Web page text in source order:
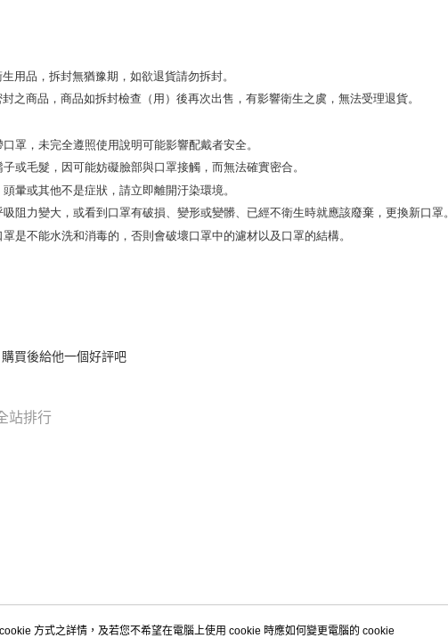
用品，拆封無猶豫期，如欲退貨請勿拆封。
之商品，商品如拆封檢查（用）後再次出售，有影響衛生之虞，無法受理退貨。
罩，未完全遵照使用說明可能影響配戴者安全。
或毛髮，因可能妨礙臉部與口罩接觸，而無法確實密合。
暈或其他不是症狀，請立即離開汙染環境。
阻力變大，或看到口罩有破損、變形或變髒、已經不衛生時就應該廢棄，更換新口罩。
是不能水洗和消毒的，否則會破壞口罩中的濾材以及口罩的結構。
買後給他一個好評吧
站排行
方式之詳情，及若您不希望在電腦上使用 cookie 時應如何變更電腦的 cookie